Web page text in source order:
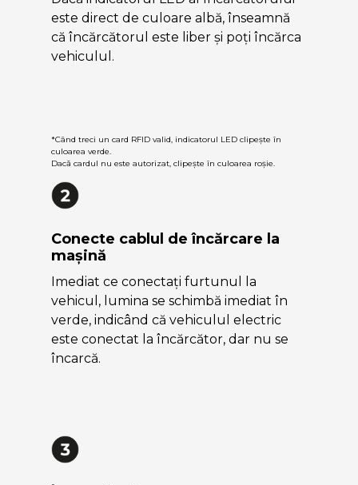
este direct de culoare albă, înseamnă
că încărcătorul este liber și poți încărca
vehiculul.
*Când treci un card RFID valid, indicatorul LED clipește în
culoarea verde.
Dacă cardul nu este autorizat, clipește în culoarea roșie.
Conecte cablul de încărcare la
mașină
Imediat ce conectați furtunul la
vehicul, lumina se schimbă imediat în
verde, indicând că vehiculul electric
este conectat la încărcător, dar nu se
încarcă.